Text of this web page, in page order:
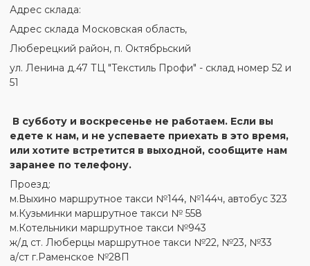
Адрес склада:
Адрес склада Московская область,
Люберецкий район, п. Октябрьский
ул. Ленина д.47 ТЦ "Текстиль Профи" - склад номер 52 и
51
В субботу и воскресенье не работаем. Если вы
едете к нам, и не успеваете приехать в это время,
или хотите встретится в выходной, сообщите нам
заранее по телефону.
Проезд:
м.Выхино маршрутное такси №144, №144ч, автобус 323
м.Кузьминки маршрутное такси № 558
м.Котельники маршрутное такси №943
ж/д ст. Люберцы маршрутное такси №22, №23, №33
а/ст г.Раменское №28П